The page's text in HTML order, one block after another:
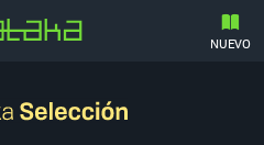
NUEVO